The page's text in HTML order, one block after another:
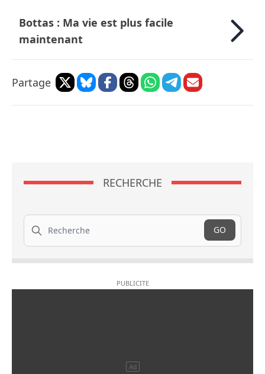
Bottas : Ma vie est plus facile
maintenant
Partage
RECHERCHE
Recherche
GO